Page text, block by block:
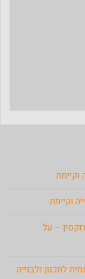
וקיימת
וקיימת
– על
לתכנון ולבנייה